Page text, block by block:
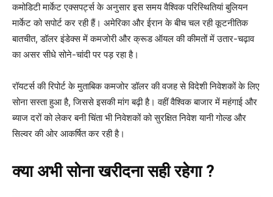
कमोडिटी मार्केट एक्सपर्ट्स के अनुसार इस समय वैश्विक परिस्थितियां बुलियन
मार्केट को सपोर्ट कर रही हैं। अमेरिका और ईरान के बीच चल रही कूटनीतिक
बातचीत, डॉलर इंडेक्स में कमजोरी और क्रूड ऑयल की कीमतों में उतार-चढ़ाव
का असर सीधे सोने-चांदी पर पड़ रहा है।
रॉयटर्स की रिपोर्ट के मुताबिक कमजोर डॉलर की वजह से विदेशी निवेशकों के लिए
सोना सस्ता हुआ है, जिससे इसकी मांग बढ़ी है। वहीं वैश्विक बाजार में महंगाई और
ब्याज दरों को लेकर बनी चिंता भी निवेशकों को सुरक्षित निवेश यानी गोल्ड और
सिल्वर की ओर आकर्षित कर रही है।
क्या अभी सोना खरीदना सही रहेगा ?